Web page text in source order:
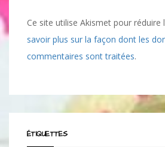
Ce site utilise Akismet pour réduire
savoir plus sur la façon dont les
commentaires sont traitées.
ÉTIQUETTES